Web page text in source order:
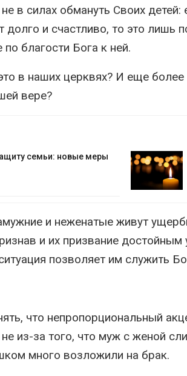
в силах обмануть Своих
и счастливо, то это лишь
благости Бога к ней.
в наших церквях? И еще
вере?
семьи: новые меры
и неженатые живут
и их призвание
позволяет им служить
что непропорциональный
из-за того, что муж с женой
много возложили на брак.